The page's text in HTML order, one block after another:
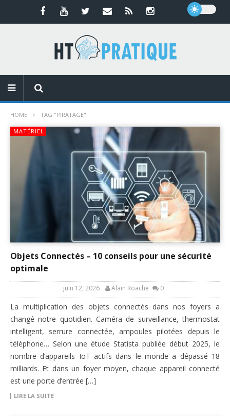
HOME TAG "PIRATAGE"
MATÉRIEL
Objets Connectés – 10 conseils pour une sécurité
optimale
juin 12, 2026 Alain Roache 0
La multiplication des objets connectés dans nos foyers a
changé notre quotidien. Caméra de surveillance, thermostat
intelligent, serrure connectée, ampoules pilotées depuis le
téléphone… Selon une étude Statista publiée début 2025, le
nombre d’appareils IoT actifs dans le monde a dépassé 18
milliards. Et dans un foyer moyen, chaque appareil connecté
est une porte d’entrée […]
LIRE LA SUITE